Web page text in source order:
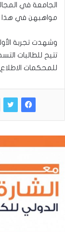
الجامعة في
مواهبهن في هذا
وشهدت تجربة
تتيح للطالبات
للمحكمات